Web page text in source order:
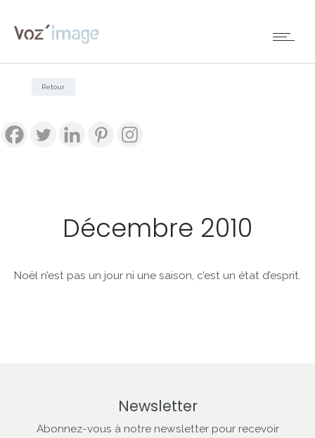
Retour
Décembre 2010
Noël n’est pas un jour ni une saison, c’est un état d’esprit.
Newsletter
Abonnez-vous à notre newsletter pour recevoir